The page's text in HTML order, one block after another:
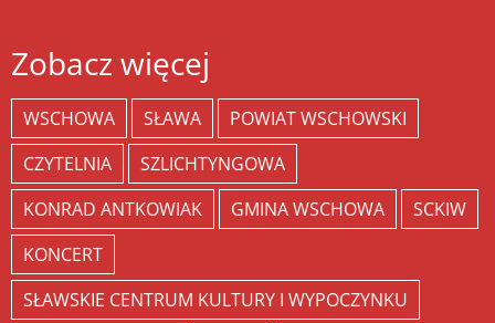
Zobacz więcej
WSCHOWA SŁAWA
POWIAT WSCHOWSKI
CZYTELNIA
SZLICHTYNGOWA
KONRAD ANTKOWIAK
GMINA WSCHOWA
SCKIW
KONCERT
SŁAWSKIE CENTRUM KULTURY I WYPOCZYNKU